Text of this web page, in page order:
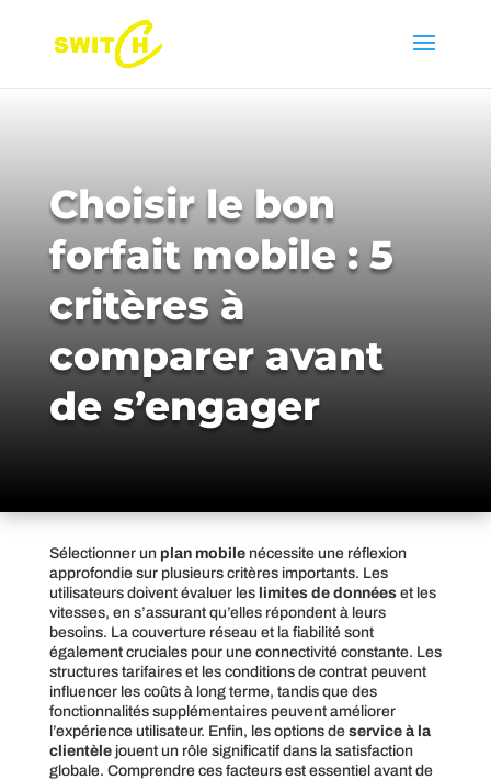
Choisir le bon
forfait mobile : 5
critères à
comparer avant
de s’engager
Sélectionner un plan mobilenécessite une réflexion
approfondie sur plusieurs critères importants. Les
utilisateurs doivent évaluer les limites de donnéeset les
vitesses, en s’assurant qu’elles répondent à leurs
besoins. La couverture réseau et la fiabilité sont
également cruciales pour une connectivité constante. Les
structures tarifaires et les conditions de contrat peuvent
influencer les coûts à long terme, tandis que des
fonctionnalités supplémentaires peuvent améliorer
l’expérience utilisateur. Enfin, les options de service à la
clientèlejouent un rôle significatif dans la satisfaction
globale. Comprendre ces facteurs est essentiel avant de